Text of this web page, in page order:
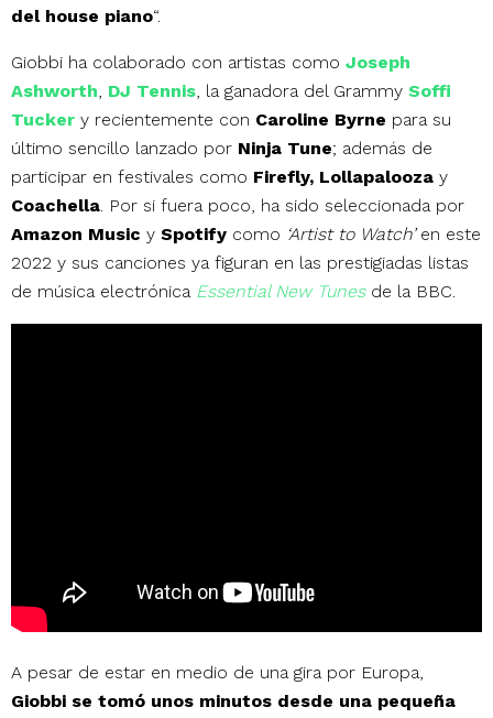
del house piano“.
Giobbi ha colaborado con artistas como Joseph
Ashworth, DJ Tennis, la ganadora del Grammy Soffi
Tucker y recientemente con Caroline Byrne para su
último sencillo lanzado por Ninja Tune; además de
participar en festivales como Firefly, Lollapalooza y
Coachella. Por si fuera poco, ha sido seleccionada por
Amazon Music y Spotify como ‘Artist to Watch’en este
2022 y sus canciones ya figuran en las prestigiadas listas
de música electrónica Essential New Tunesde la BBC.
A pesar de estar en medio de una gira por Europa,
Giobbi se tomó unos minutos desde una pequeña